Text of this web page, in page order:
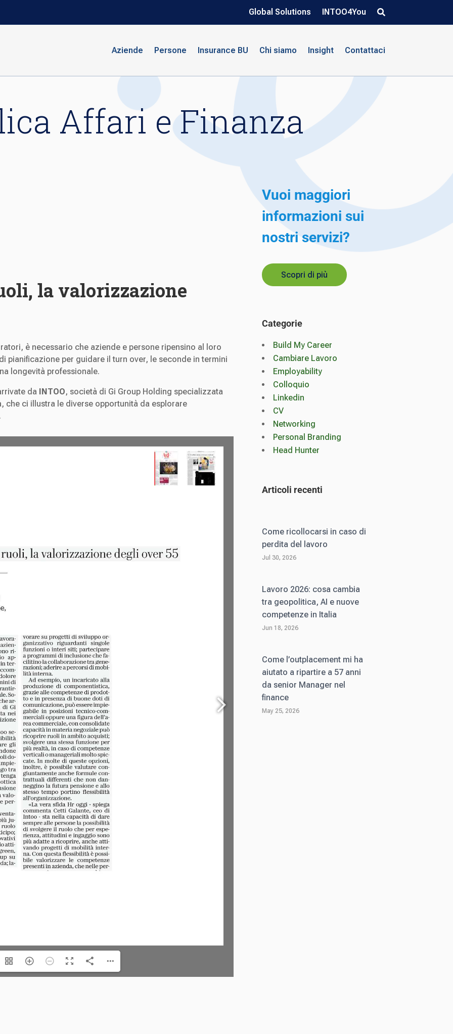
Global Solutions INTOO4You
Aziende Persone Insurance BU Chi siamo Insight Contattaci
Affari e Finanza
la valorizzazione
è necessario che aziende e persone ripensino al loro
pianificazione per guidare il turn over, le seconde in termini
longevità professionale.
da INTOO, società di Gi Group Holding specializzata
che ci illustra le diverse opportunità da esplorare
Vuoi maggiori
informazioni sui
nostri servizi?
Scopri di più
Categorie
Build My Career
Cambiare Lavoro
Employability
Colloquio
Linkedin
CV
Networking
Personal Branding
Head Hunter
Articoli recenti
Come ricollocarsi in caso di
perdita del lavoro
Jul 30, 2026
Lavoro 2026: cosa cambia
tra geopolitica, AI e nuove
competenze in Italia
Jun 18, 2026
Come l’outplacement mi ha
aiutato a ripartire a 57 anni
da senior Manager nel
finance
May 25, 2026